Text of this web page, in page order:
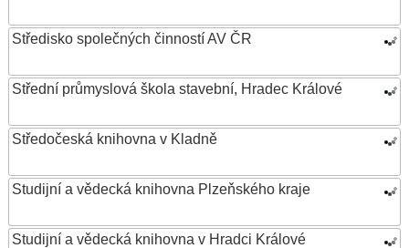
Středisko společných činností AV ČR
Střední průmyslová škola stavební, Hradec Králové
Středočeská knihovna v Kladně
Studijní a vědecká knihovna Plzeňského kraje
Studijní a vědecká knihovna v Hradci Králové